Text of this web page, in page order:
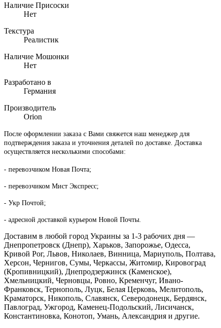
Наличие Присоски
Нет
Текстура
Реалистик
Наличие Мошонки
Нет
Разработано в
Германия
Производитель
Orion
После оформлении заказа с Вами свяжется наш менеджер для
подтверждения заказа и уточнения деталей по доставке. Доставка
осуществляется несколькими способами:
- перевозчиком Новая Почта;
- перевозчиком Мист Экспресс;
- Укр Почтой;
- адресной доставкой курьером Новой Почты.​
Доставим в любой город Украины за 1-3 рабочих дня —
Днепропетровск (Днепр), Харьков, Запорожье, Одесса,
Кривой Рог, Львов, Николаев, Винница, Мариуполь, Полтава,
Херсон, Чернигов, Сумы, Черкассы, Житомир, Кировоград
(Кропивницкий), Днепродзержинск (Каменское),
Хмельницкий, Черновцы, Ровно, Кременчуг, Ивано-
Франковск, Тернополь, Луцк, Белая Церковь, Мелитополь,
Краматорск, Никополь, Славянск, Северодонецк, Бердянск,
Павлоград, Ужгород, Каменец-Подольский, Лисичанск,
Константиновка, Конотоп, Умань, Александрия и другие.